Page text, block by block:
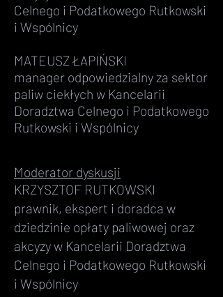
Celnego i Podatkowego Rutkowski
i Wspólnicy
MATEUSZ ŁAPIŃSKI
manager odpowiedzialny za sektor
paliw ciekłych w Kancelarii
Doradztwa Celnego i Podatkowego
Rutkowski i Wspólnicy
Moderator dyskusji
KRZYSZTOF RUTKOWSKI
prawnik, ekspert i doradca w
dziedzinie opłaty paliwowej oraz
akcyzy w Kancelarii Doradztwa
Celnego i Podatkowego Rutkowski
i Wspólnicy